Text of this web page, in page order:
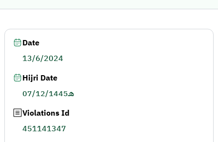
Date
13/6/2024
Hijri Date
07/12/1445هـ
Violations Id
451141347